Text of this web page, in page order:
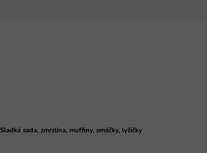
Sladká sada, zmrzlina, muffiny, omáčky, lyžičky